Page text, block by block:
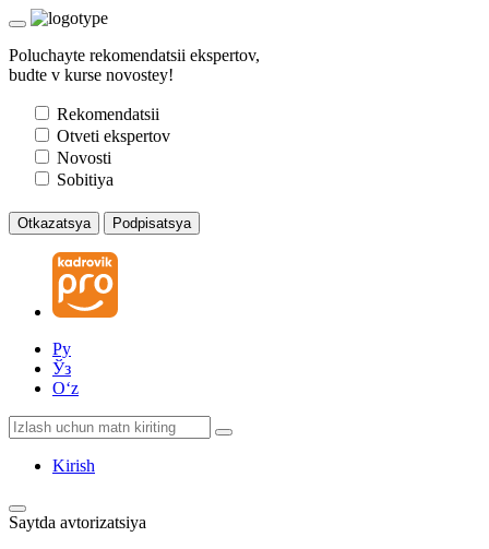
Poluchayte rekomendatsii ekspertov,
budte v kurse novostey!
Rekomendatsii
Otveti ekspertov
Novosti
Sobitiya
Otkazatsya Podpisatsya
Ру
Ўз
Oʻz
Kirish
Saytda avtorizatsiya